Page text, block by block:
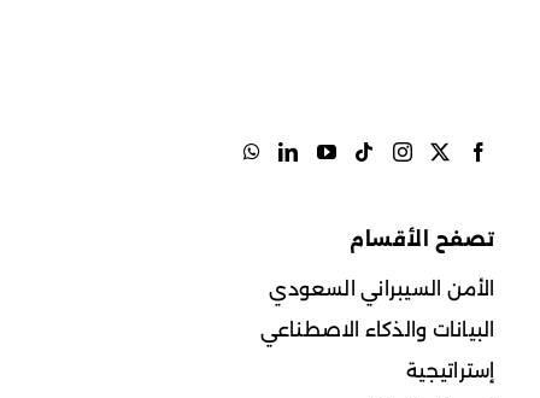
تصفح الأقسام
الأمن السيبراني السعودي
البيانات والذكاء الاصطناعي
إستراتيجية